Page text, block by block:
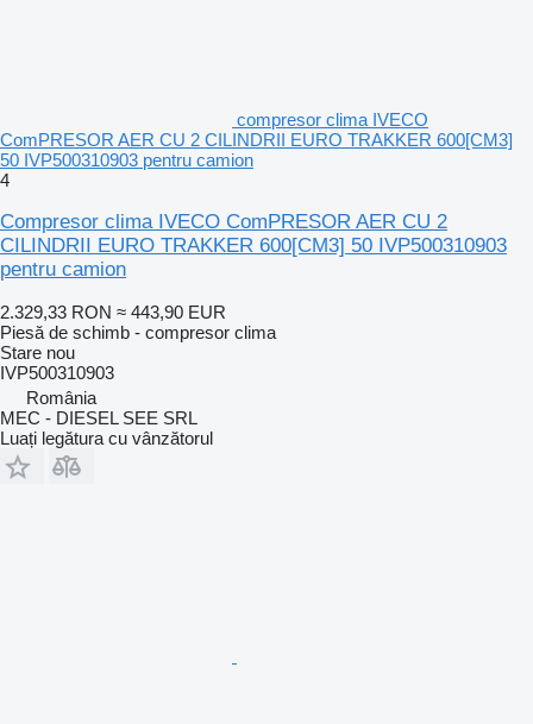
compresor clima IVECO
ComPRESOR AER CU 2 CILINDRII EURO TRAKKER 600[CM3]
50 IVP500310903 pentru camion
4
Compresor clima IVECO ComPRESOR AER CU 2
CILINDRII EURO TRAKKER 600[CM3] 50 IVP500310903
pentru camion
2.329,33 RON ≈ 443,90 EUR
Piesă de schimb - compresor clima
Stare nou
IVP500310903
România
MEC - DIESEL SEE SRL
Luați legătura cu vânzătorul